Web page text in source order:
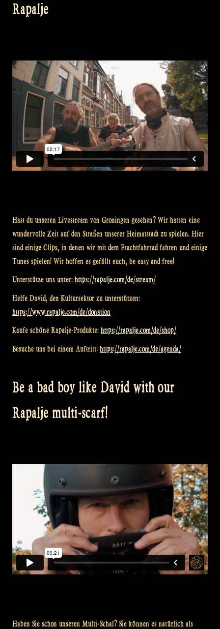
Rapalje
Hast du unseren Livestream von Groningen gesehen? Wir hatten eine
wundervolle Zeit auf den Straßen unserer Heimatstadt zu spielen. Hier
sind einige Clips, in denen wir mit dem Frachtfahrrad fahren und einige
Tunes spielen! Wir hoffen es gefällt euch, be easy and free!
Unterstütze uns unter: https://rapalje.com/de/stream/
Helfe David, den Kultursektor zu unterstützen:
https://www.rapalje.com/de/donation
Kaufe schöne Rapalje-Produkte: https://rapalje.com/de/shop/
Besuche uns bei einem Auftritt: https://rapalje.com/de/agenda/
Be a bad boy like David with our
Rapalje multi-scarf!
Haben Sie schon unseren Multi-Schal? Sie können es natürlich als